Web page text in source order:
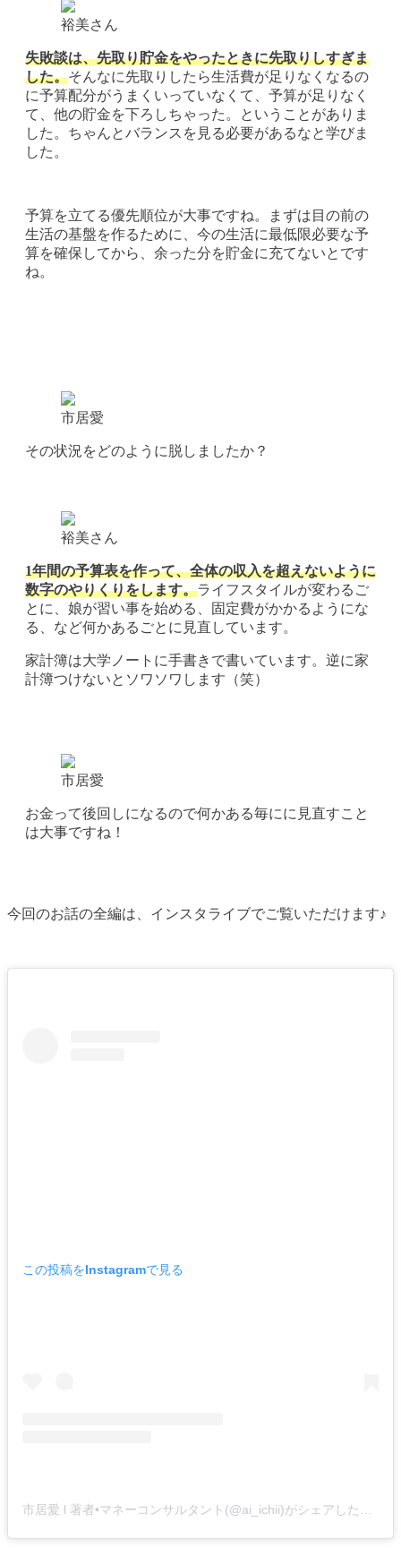
裕美さん
失敗談は、先取り貯金をやったときに先取りしすぎま
した。そんなに先取りしたら生活費が足りなくなるの
に予算配分がうまくいっていなくて、予算が足りなく
て、他の貯金を下ろしちゃった。ということがありま
した。ちゃんとバランスを見る必要があるなと学びま
した。
予算を立てる優先順位が大事ですね。まずは目の前の
生活の基盤を作るために、今の生活に最低限必要な予
算を確保してから、余った分を貯金に充てないとです
ね。
市居愛
その状況をどのように脱しましたか？
裕美さん
1年間の予算表を作って、全体の収入を超えないように
数字のやりくりをします。ライフスタイルが変わるご
とに、娘が習い事を始める、固定費がかかるようにな
る、など何かあるごとに見直しています。
家計簿は大学ノートに手書きで書いています。逆に家
計簿つけないとソワソワします（笑）
市居愛
お金って後回しになるので何かある毎にに見直すこと
は大事ですね！
今回のお話の全編は、インスタライブでご覧いただけます♪
この投稿をInstagramで見る